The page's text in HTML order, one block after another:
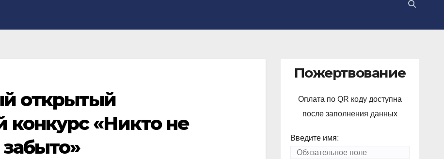
открытый
конкурс «Никто не
Пожертвование
Оплата по QR коду доступна
после заполнения данных
Введите имя: